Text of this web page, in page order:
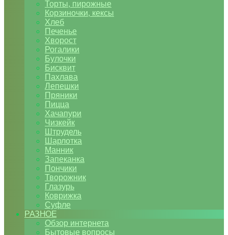
Торты, пирожные
Корзиночки, кексы
Хлеб
Печенье
Хворост
Рогалики
Булочки
Бисквит
Пахлава
Лепешки
Пряники
Пицца
Хачапури
Чизкейк
Штрудель
Шарлотка
Манник
Запеканка
Пончики
Творожник
Глазурь
Коврижка
Суфле
РАЗНОЕ
Обзор интернета
Бытовые вопросы